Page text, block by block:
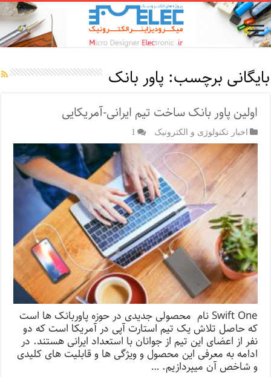
بایگانی برچسب: پاور بانک
اولین پاور بانک ساخت تیم ایرانی-آمریکایی
اخبار تکنولوژی و الکترونیک 1
Swift One نام محصولی جدیدی در حوزه پاوربانک ها است
که حاصل تلاش یک تیم استارت آپی در آمریکا است که دو
نفر از اعضای این تیم از جوانان با استعداد ایرانی هستند. در
ادامه به معرفی این محصول و ویژگی ها و قابلیت های کلیدی
و شاخص آن میپردازیم. …